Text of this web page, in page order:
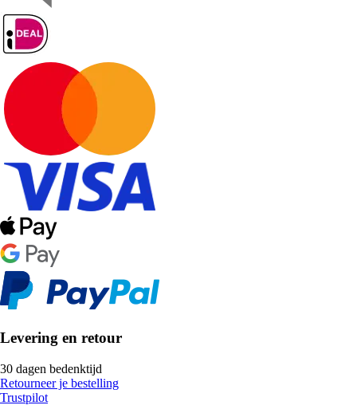
Levering en retour
30 dagen bedenktijd
Retourneer je bestelling
Trustpilot